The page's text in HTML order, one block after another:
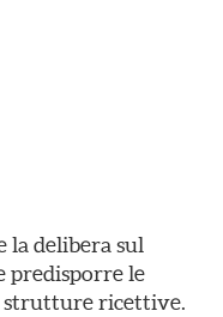
la delibera sul
predisporre le
strutture ricettive.